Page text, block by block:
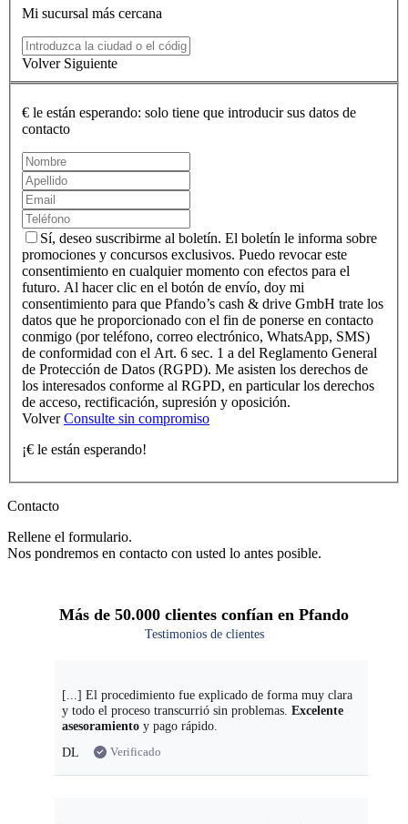
Mi sucursal más cercana
Volver Siguiente
€ le están esperando: solo tiene que introducir sus datos de
contacto
Sí, deseo suscribirme al boletín. El boletín le informa sobre
promociones y concursos exclusivos. Puedo revocar este
consentimiento en cualquier momento con efectos para el
futuro. Al hacer clic en el botón de envío, doy mi
consentimiento para que Pfando’s cash & drive GmbH trate los
datos que he proporcionado con el fin de ponerse en contacto
conmigo (por teléfono, correo electrónico, WhatsApp, SMS)
de conformidad con el Art. 6 sec. 1 a del Reglamento General
de Protección de Datos (RGPD). Me asisten los derechos de
los interesados conforme al RGPD, en particular los derechos
de acceso, rectificación, supresión y oposición.
Volver Consulte sin compromiso
¡€ le están esperando!
Contacto
Rellene el formulario.
Nos pondremos en contacto con usted lo antes posible.
Más de 50.000 clientes confían en Pfando
Testimonios de clientes
[...] El procedimiento fue explicado de forma muy clara
y todo el proceso transcurrió sin problemas. Excelente
asesoramientoy pago rápido.
DL
Verificado